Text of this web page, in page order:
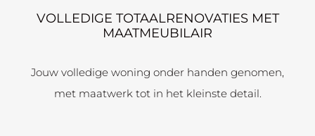
VOLLEDIGE TOTAALRENOVATIES MET
MAATMEUBILAIR
Jouw volledige woning onder handen genomen,
met maatwerk tot in het kleinste detail.